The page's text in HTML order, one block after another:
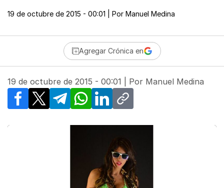
19 de octubre de 2015 - 00:01 | Por Manuel Medina
Agregar Crónica en
19 de octubre de 2015 - 00:01 | Por Manuel Medina
Facebook
X TelegramWhatsApp
LinkedInCopy link